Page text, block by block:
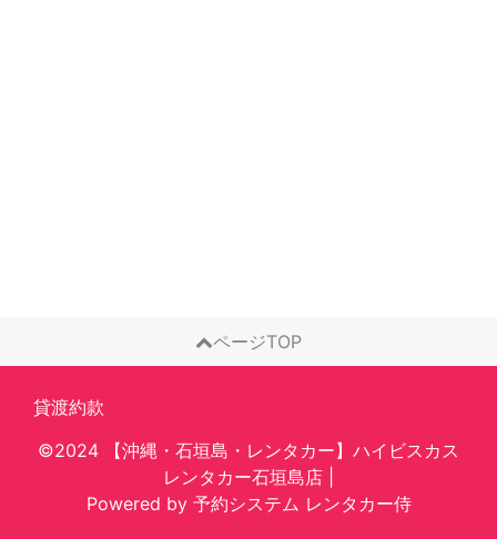
ページTOP
貸渡約款
©2024 【沖縄・石垣島・レンタカー】ハイビスカス
レンタカー石垣島店
Powered by 予約システム レンタカー侍